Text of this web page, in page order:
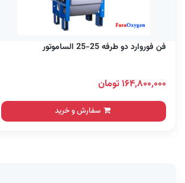
فن فوروارد دو طرفه 25-25 الساموتور
۱۶۴,۸۰۰,۰۰۰ تومان
سفارش و خرید